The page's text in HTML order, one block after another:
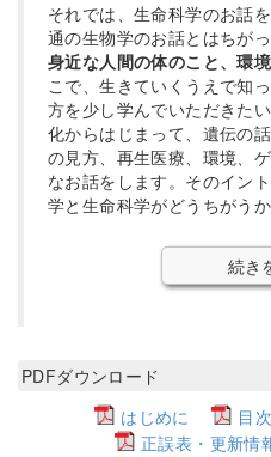
それでは、生命科学のお話
通の生物学のお話とはちがっ
身近な人間の体のこと、環
こで、生きていくうえで知
方を少し学んでいただきた
化からはじまって、遺伝の
の見方、再生医療、環境、
なお話をします。そのイン
学と生命科学がどうちがう
続き
PDFダウンロード
はじめに
目
正誤表・更新情